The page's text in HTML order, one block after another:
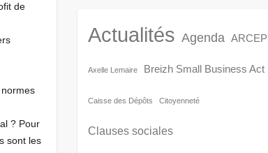
de
? Pour
sont les
Actualités Agenda ARCEP
Axelle Lemaire Breizh Small Business Act
Caisse des Dépôts Citoyenneté
Clauses sociales